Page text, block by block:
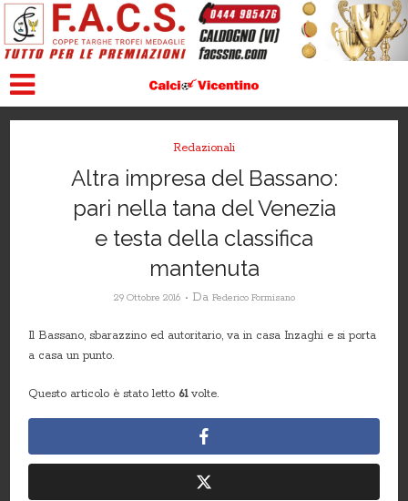
Redazionali
Altra impresa del Bassano:
pari nella tana del Venezia
e testa della classifica
mantenuta
29 Ottobre 2016 Da Federico Formisano
Il Bassano, sbarazzino ed autoritario, va in casa Inzaghi e si porta
a casa un punto.
Questo articolo è stato letto 61volte.